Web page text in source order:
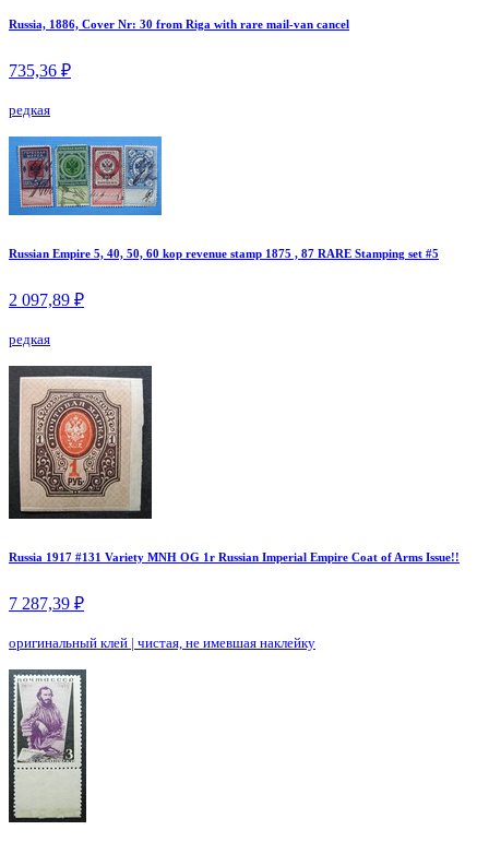
Russia, 1886, Cover Nr: 30 from Riga with rare mail-van cancel
735,36 ₽
редкая
Russian Empire 5, 40, 50, 60 kop revenue stamp 1875 , 87 RARE Stamping set #5
2 097,89 ₽
редкая
Russia 1917 #131 Variety MNH OG 1r Russian Imperial Empire Coat of Arms Issue!!
7 287,39 ₽
оригинальный клей | чистая, не имевшая наклейку